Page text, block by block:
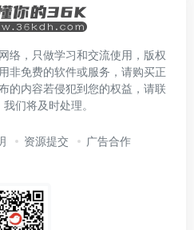
络，只做学习和交流使用，版权
非免费的软件或服务，请购买正
的内容若侵犯到您的权益，请联
们将及时处理。
资源提交 广告合作